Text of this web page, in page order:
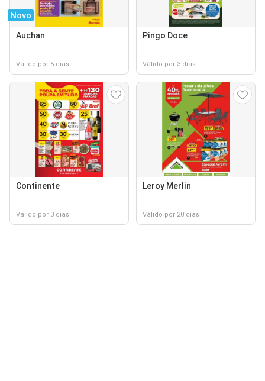
Novo
Auchan
Válido por 5 dias
Pingo Doce
Válido por 3 dias
Continente
Válido por 3 dias
Leroy Merlin
Válido por 20 dias